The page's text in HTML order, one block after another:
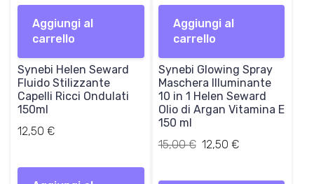
Aggiungi al
carrello
Synebi Helen Seward
Fluido Stilizzante
Capelli Ricci Ondulati
150ml
12,50 €
p
r
e
z
z
o
o
r
g
n
p
z
z
o
a
t
l
Aggiungi al
carrello
Synebi Glowing Spray
Maschera Illuminante
10 in 1 Helen Seward
Olio di Argan Vitamina E
150 ml
15,00€ Il
12,50 €